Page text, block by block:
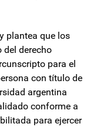
plantea que los
del derecho
para el
con título de
argentina
conforme a
para ejercer